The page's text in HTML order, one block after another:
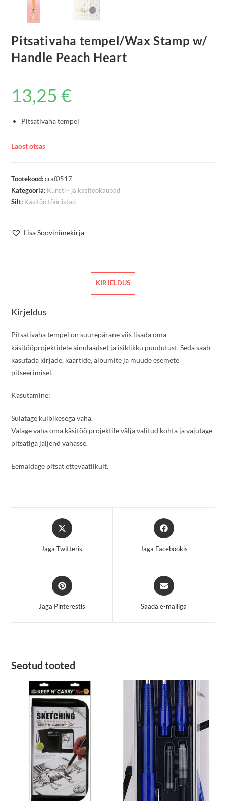
Pitsativaha tempel/Wax Stamp w/
Handle Peach Heart
13,25€
Pitsativaha tempel
Laost otsas
Tootekood:craf0517
Kategooria: Kunsti - ja käsitöökaubad
Silt: Käsitöö tööriistad
Lisa Soovinimekirja
KIRJELDUS
Kirjeldus
Pitsativaha tempel on suurepärane viis lisada oma
käsitööprojektidele ainulaadset ja isiklikku puudutust. Seda saab
kasutada kirjade, kaartide, albumite ja muude esemete
pitseerimisel.
Kasutamine:
Sulatage kulbikesega vaha.
Valage vaha oma käsitöö projektile välja valitud kohta ja vajutage
pitsatiga jäljend vahasse.
Eemaldage pitsat ettevaatlikult.
Opens
in
Jaga Twitteris
Opens
in
Jaga Facebookis
Opens
in
Jaga Pinterestis
Opens
in
Saada e-mailiga
Seotud tooted